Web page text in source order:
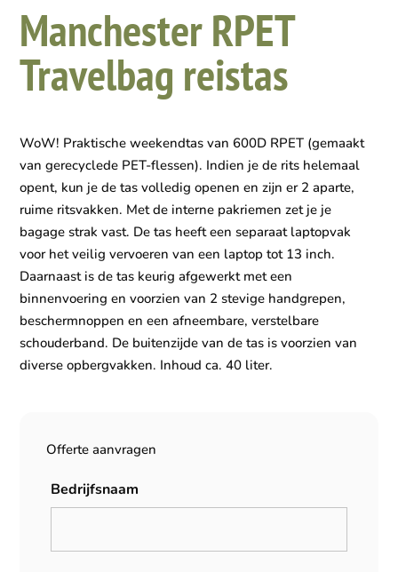
Manchester RPET
Travelbag reistas
WoW! Praktische weekendtas van 600D RPET (gemaakt
van gerecyclede PET-flessen). Indien je de rits helemaal
opent, kun je de tas volledig openen en zijn er 2 aparte,
ruime ritsvakken. Met de interne pakriemen zet je je
bagage strak vast. De tas heeft een separaat laptopvak
voor het veilig vervoeren van een laptop tot 13 inch.
Daarnaast is de tas keurig afgewerkt met een
binnenvoering en voorzien van 2 stevige handgrepen,
beschermnoppen en een afneembare, verstelbare
schouderband. De buitenzijde van de tas is voorzien van
diverse opbergvakken. Inhoud ca. 40 liter.
Offerte aanvragen
Bedrijfsnaam